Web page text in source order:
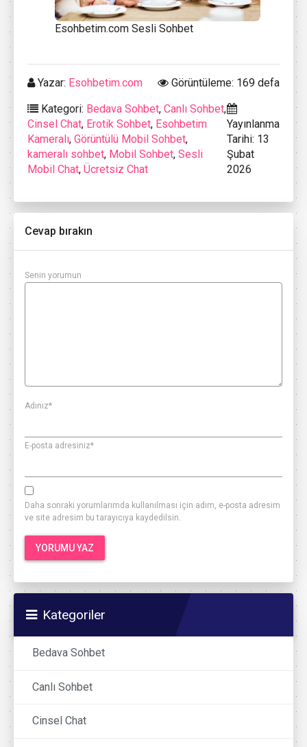
Esohbetim.com Sesli Sohbet
Yazar: Esohbetim.com
Görüntüleme: 169 defa
Kategori: Bedava Sohbet, Canlı Sohbet,
Cinsel Chat, Erotik Sohbet, Esohbetim
Kameralı, Görüntülü Mobil Sohbet,
kameralı sohbet, Mobil Sohbet, Sesli
Mobil Chat, Ücretsiz Chat
Yayınlanma
Tarihi: 13
Şubat
2026
Cevap bırakın
Senin yorumun
Adınız*
E-posta adresiniz*
Daha sonraki yorumlarımda kullanılması için adım, e-posta adresim
ve site adresim bu tarayıcıya kaydedilsin.
Kategoriler
Bedava Sohbet
Canlı Sohbet
Cinsel Chat